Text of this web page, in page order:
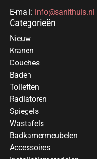
E-mail: info@sanithuis.nl
Categorieën
Nieuw
Kranen
Douches
Baden
Toiletten
Radiatoren
Spiegels
Wastafels
Badkamermeubelen
Accessoires